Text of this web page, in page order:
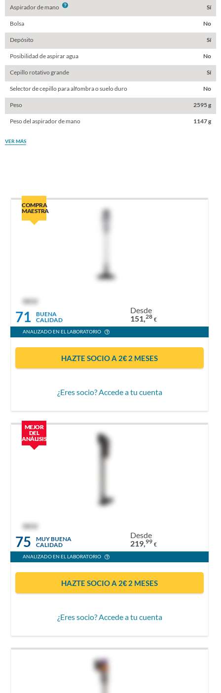
Aspirador de mano Info Sí
Bolsa No
Depósito Sí
Posibilidad de aspirar agua No
Cepillo rotativo grande Sí
Selector de cepillo para alfombra o suelo duro No
Peso 2595 g
Peso del aspirador de mano 1147 g
VER MÁS
COMPRA
MAESTRA
OCU
71
BUENA
CALIDAD
Desde
151,28 €
ANALIZADO EN EL LABORATORIO
HAZTE SOCIO A 2€ 2 MESES
¿Eres socio? Accede a tu cuenta
MEJOR
DEL
ANÁLISIS
OCU
75
MUY BUENA
CALIDAD
Desde
219,99 €
ANALIZADO EN EL LABORATORIO
HAZTE SOCIO A 2€ 2 MESES
¿Eres socio? Accede a tu cuenta